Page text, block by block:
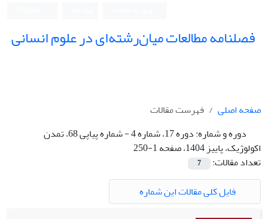
فصلنامه مطالعات میان‌رشته‌ای در علوم انسانی
صفحه اصلی
فهرست مقالات
دوره و شماره:
دوره 17، شماره 4 - شماره پیاپی 68، تمدن
اکولوژیک، پاییز 1404، صفحه 1-250
تعداد مقالات:
7
فایل کلی مقالات این شماره